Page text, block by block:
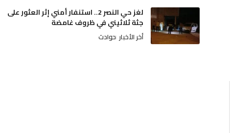
لغز حي النصر 2.. استنفار أمني إثر العثور على
جثة ثلاثيني في ظروف غامضة
أخر الأخبار حوادث